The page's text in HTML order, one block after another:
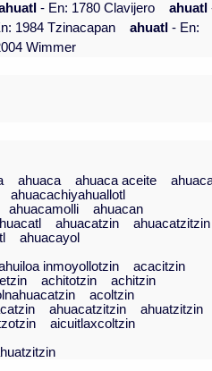
- En: 1780 Clavijero ahuatl
1984 Tzinacapan ahuatl- En:
Wimmer
ahuaca ahuaca aceite
ahuacachiyahuallotl
ahuacamolli
ahuacan
ahuacatzin
ahuacatzitzin
ahuacayol
inmoyollotzin
acacitzin
achitotzin
achitzin
acoltzin
ahuacatzitzin
ahuatzitzin
aicuitlaxcoltzin